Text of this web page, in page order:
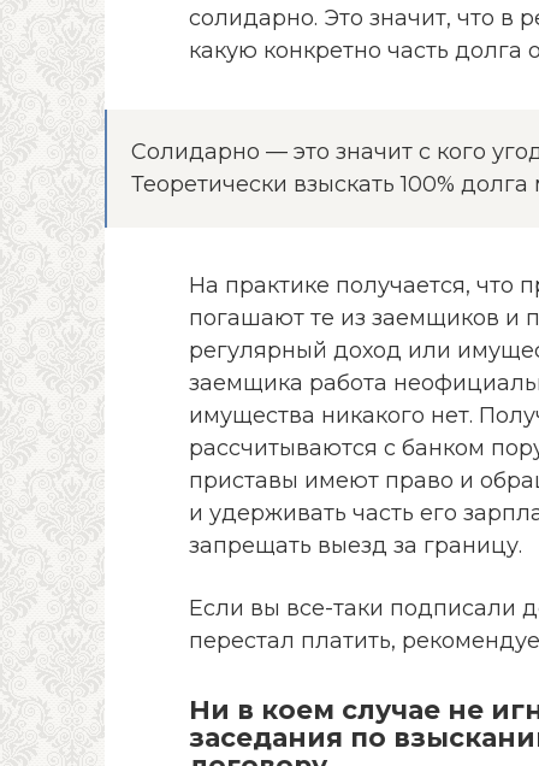
солидарно. Это значит, что в
какую конкретно часть долга
Солидарно — это значит с кого
Теоретически взыскать 100%
На практике получается, что
погашают те из заемщиков и
регулярный доход или
заемщика работа
имущества никакого нет.
рассчитываются с банком
приставы имеют право и
и удерживать часть его
запрещать выезд за границу.
Если вы все-таки подписали
перестал платить,
Ни в коем случае не
заседания по